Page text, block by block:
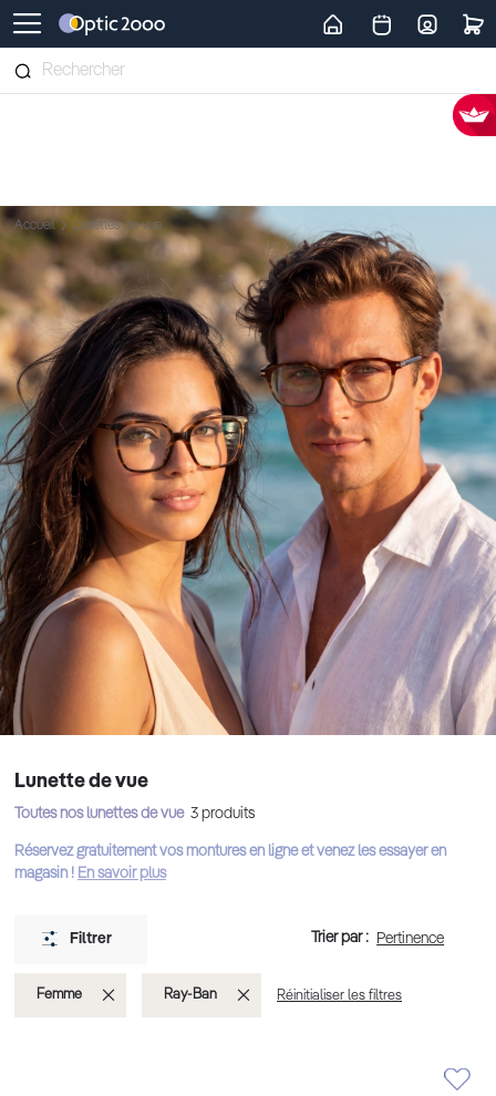
Retour vers la page d'accueil
Accueil Lunettes de vue
Lunette de vue
Toutes nos lunettes de vue 3 produits
Réservez gratuitement vos montures en ligne et venez les essayer en
magasin ! En savoir plus
Filtrer Trier par :
Femme SupprimerRay-Ban Supprimer
Réinitialiser les filtres